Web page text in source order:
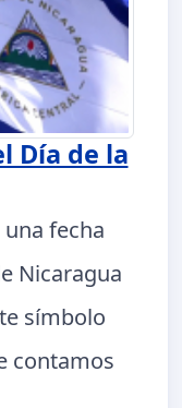
Día de la
una fecha
Nicaragua
símbolo
contamos